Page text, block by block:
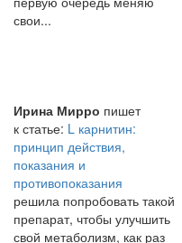
свои...
Ирина Мирро пишет
к статье: L карнитин:
принцип действия,
показания и
противопоказания
решила попробовать такой
препарат, чтобы улучшить
свой метаболизм, как раз